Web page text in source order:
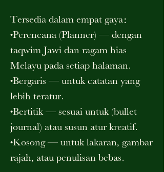
Tersedia dalam empat gaya:
•Perencana (Planner) — dengan
taqwim Jawi dan ragam hias
Melayu pada setiap halaman.
•Bergaris — untuk catatan yang
lebih teratur.
•Bertitik — sesuai untuk (bullet
journal) atau susun atur kreatif.
•Kosong — untuk lakaran, gambar
rajah, atau penulisan bebas.